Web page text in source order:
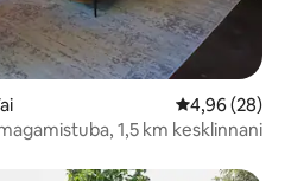
Keskmine
4,96 (28)
1,5 km kesklinnani